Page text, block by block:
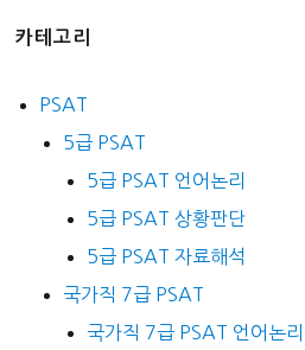
카테고리
PSAT
5급 PSAT
5급 PSAT 언어논리
5급 PSAT 상황판단
5급 PSAT 자료해석
국가직 7급 PSAT
국가직 7급 PSAT 언어논리